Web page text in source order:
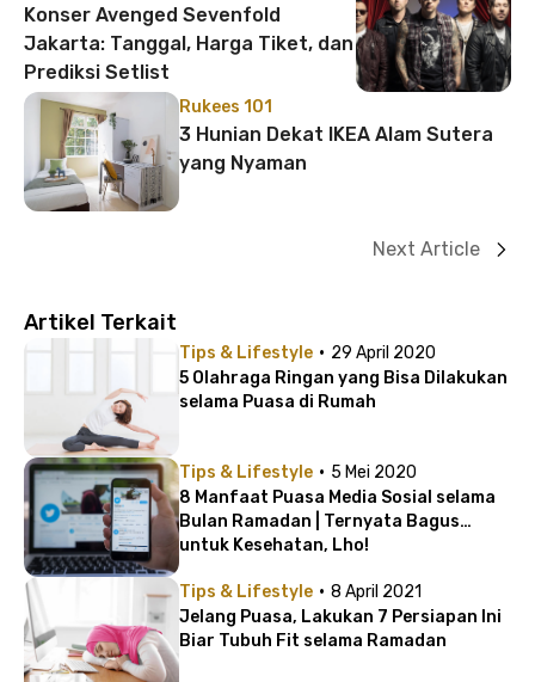
Konser Avenged Sevenfold
Jakarta: Tanggal, Harga Tiket, dan
Prediksi Setlist
Rukees 101
3 Hunian Dekat IKEA Alam Sutera
yang Nyaman
Next Article
Artikel Terkait
Tips & Lifestyle · 29 April 2020
5 Olahraga Ringan yang Bisa Dilakukan
selama Puasa di Rumah
Tips & Lifestyle · 5 Mei 2020
8 Manfaat Puasa Media Sosial selama
Bulan Ramadan | Ternyata Bagus
untuk Kesehatan, Lho!
Tips & Lifestyle · 8 April 2021
Jelang Puasa, Lakukan 7 Persiapan Ini
Biar Tubuh Fit selama Ramadan